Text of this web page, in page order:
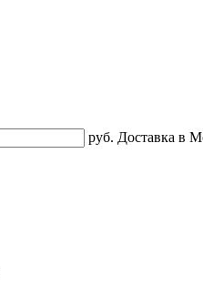
руб. Доставка в